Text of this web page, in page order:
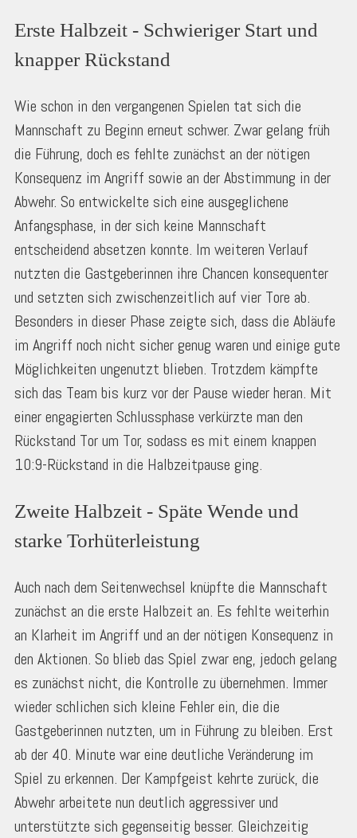
Erste Halbzeit - Schwieriger Start und
knapper Rückstand
Wie schon in den vergangenen Spielen tat sich die
Mannschaft zu Beginn erneut schwer. Zwar gelang früh
die Führung, doch es fehlte zunächst an der nötigen
Konsequenz im Angriff sowie an der Abstimmung in der
Abwehr. So entwickelte sich eine ausgeglichene
Anfangsphase, in der sich keine Mannschaft
entscheidend absetzen konnte. Im weiteren Verlauf
nutzten die Gastgeberinnen ihre Chancen konsequenter
und setzten sich zwischenzeitlich auf vier Tore ab.
Besonders in dieser Phase zeigte sich, dass die Abläufe
im Angriff noch nicht sicher genug waren und einige gute
Möglichkeiten ungenutzt blieben. Trotzdem kämpfte
sich das Team bis kurz vor der Pause wieder heran. Mit
einer engagierten Schlussphase verkürzte man den
Rückstand Tor um Tor, sodass es mit einem knappen
10:9-Rückstand in die Halbzeitpause ging.
Zweite Halbzeit - Späte Wende und
starke Torhüterleistung
Auch nach dem Seitenwechsel knüpfte die Mannschaft
zunächst an die erste Halbzeit an. Es fehlte weiterhin
an Klarheit im Angriff und an der nötigen Konsequenz in
den Aktionen. So blieb das Spiel zwar eng, jedoch gelang
es zunächst nicht, die Kontrolle zu übernehmen. Immer
wieder schlichen sich kleine Fehler ein, die die
Gastgeberinnen nutzten, um in Führung zu bleiben. Erst
ab der 40. Minute war eine deutliche Veränderung im
Spiel zu erkennen. Der Kampfgeist kehrte zurück, die
Abwehr arbeitete nun deutlich aggressiver und
unterstützte sich gegenseitig besser. Gleichzeitig